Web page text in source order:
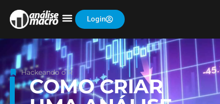
Login
Hackeando o R
COMO CRIAR